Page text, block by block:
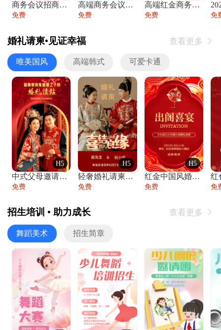
商务会议招商展会科技峰会邀请函年会邀请
免费
高端商务会议招商加盟展会峰会论坛邀请函
免费
高端红金商务会议年会年终盛典答谢邀请函
免费 免
婚礼请柬•见证幸福 查看更多 
唯美国风 高端韩式 可爱卡通
H5
中式父母邀请函婚礼结婚请柬请贴父母邀请方
免费
H5
轻奢婚礼请柬婚礼邀请函结婚照请帖
免费
H5
红金中国风婚礼请柬出阁喜宴嫁女请帖出阁宴
免费 免
招生培训 • 助力成长 查看更多 
舞蹈美术 招生简章